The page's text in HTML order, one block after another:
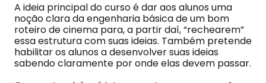
A ideia principal do curso é dar aos alunos uma
noção clara da engenharia básica de um bom
roteiro de cinema para, a partir daí, “rechearem”
essa estrutura com suas ideias. Também pretende
habilitar os alunos a desenvolver suas ideias
sabendo claramente por onde elas devem passar.